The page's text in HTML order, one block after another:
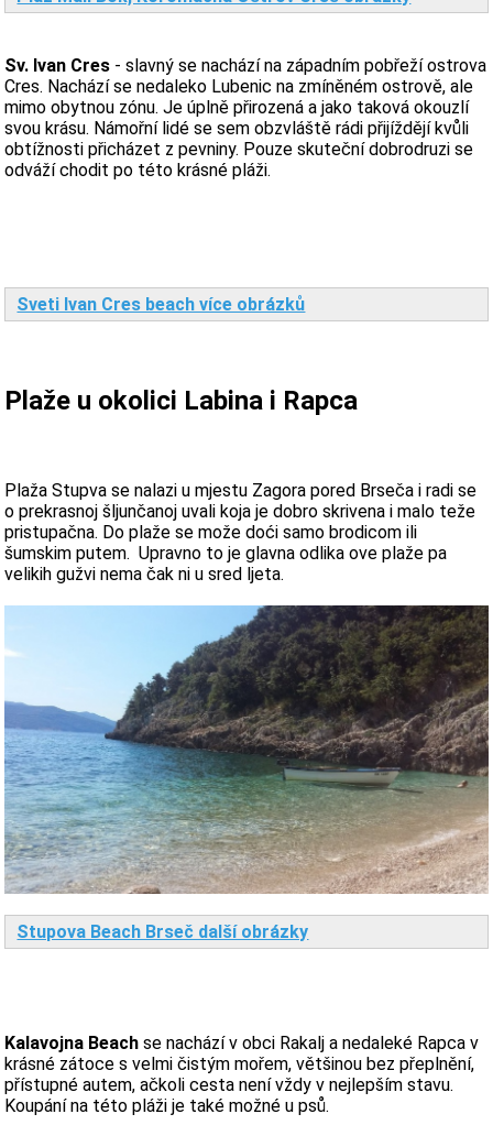
Sv. Ivan Cres - slavný se nachází na západním pobřeží ostrova
Cres. Nachází se nedaleko Lubenic na zmíněném ostrově, ale
mimo obytnou zónu. Je úplně přirozená a jako taková okouzlí
svou krásu. Námořní lidé se sem obzvláště rádi přijíždějí kvůli
obtížnosti přicházet z pevniny. Pouze skuteční dobrodruzi se
odváží chodit po této krásné pláži.
Sveti Ivan Cres beach více obrázků
Plaže u okolici Labina i Rapca
Plaža Stupva se nalazi u mjestu Zagora pored Brseča i radi se
o prekrasnoj šljunčanoj uvali koja je dobro skrivena i malo teže
pristupačna. Do plaže se može doći samo brodicom ili
šumskim putem. Upravno to je glavna odlika ove plaže pa
velikih gužvi nema čak ni u sred ljeta.
Stupova Beach Brseč další obrázky
Kalavojna Beachse nachází v obci Rakalj a nedaleké Rapca v
krásné zátoce s velmi čistým mořem, většinou bez přeplnění,
přístupné autem, ačkoli cesta není vždy v nejlepším stavu.
Koupání na této pláži je také možné u psů.